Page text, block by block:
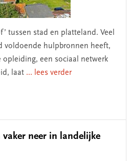
tussen stad en platteland. Veel
voldoende hulpbronnen heeft,
opleiding, een sociaal netwerk
laat ... lees verder
neer in landelijke